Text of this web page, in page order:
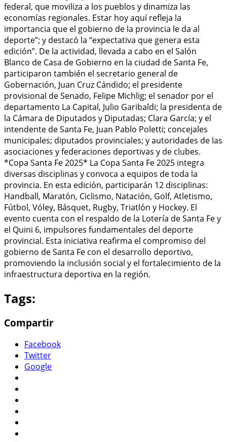
federal, que moviliza a los pueblos y dinamiza las
economías regionales. Estar hoy aquí refleja la
importancia que el gobierno de la provincia le da al
deporte”; y destacó la “expectativa que genera esta
edición”. De la actividad, llevada a cabo en el Salón
Blanco de Casa de Gobierno en la ciudad de Santa Fe,
participaron también el secretario general de
Gobernación, Juan Cruz Cándido; el presidente
provisional de Senado, Felipe Michlig; el senador por el
departamento La Capital, Julio Garibaldi; la presidenta de
la Cámara de Diputados y Diputadas; Clara García; y el
intendente de Santa Fe, Juan Pablo Poletti; concejales
municipales; diputados provinciales; y autoridades de las
asociaciones y federaciones deportivas y de clubes.
*Copa Santa Fe 2025* La Copa Santa Fe 2025 integra
diversas disciplinas y convoca a equipos de toda la
provincia. En esta edición, participarán 12 disciplinas:
Handball, Maratón, Ciclismo, Natación, Golf, Atletismo,
Fútbol, Vóley, Básquet, Rugby, Triatlón y Hockey. El
evento cuenta con el respaldo de la Lotería de Santa Fe y
el Quini 6, impulsores fundamentales del deporte
provincial. Esta iniciativa reafirma el compromiso del
gobierno de Santa Fe con el desarrollo deportivo,
promoviendo la inclusión social y el fortalecimiento de la
infraestructura deportiva en la región.
Tags:
Compartir
Facebook
Twitter
Google